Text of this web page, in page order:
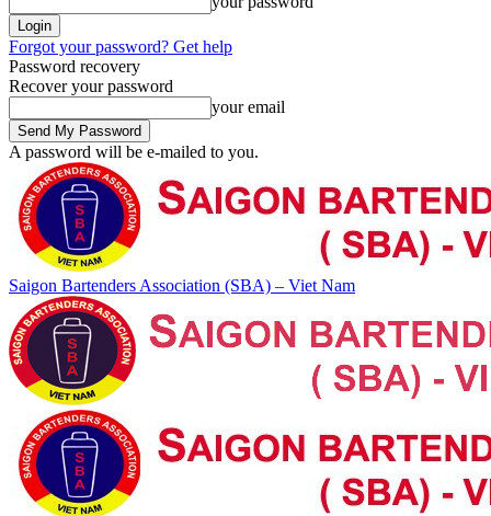
Forgot your password? Get help
Password recovery
Recover your password
your email
A password will be e-mailed to you.
Saigon Bartenders Association (SBA) – Viet Nam